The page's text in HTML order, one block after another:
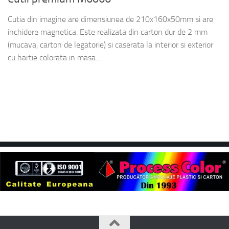
Cutia din imagine are dimensiunea de 210x160x50mm si are
inchidere magnetica. Este realizata din carton dur de 2 mm
(mucava, carton de legatorie) si caserata la interior si exterior
cu hartie colorata in masa....